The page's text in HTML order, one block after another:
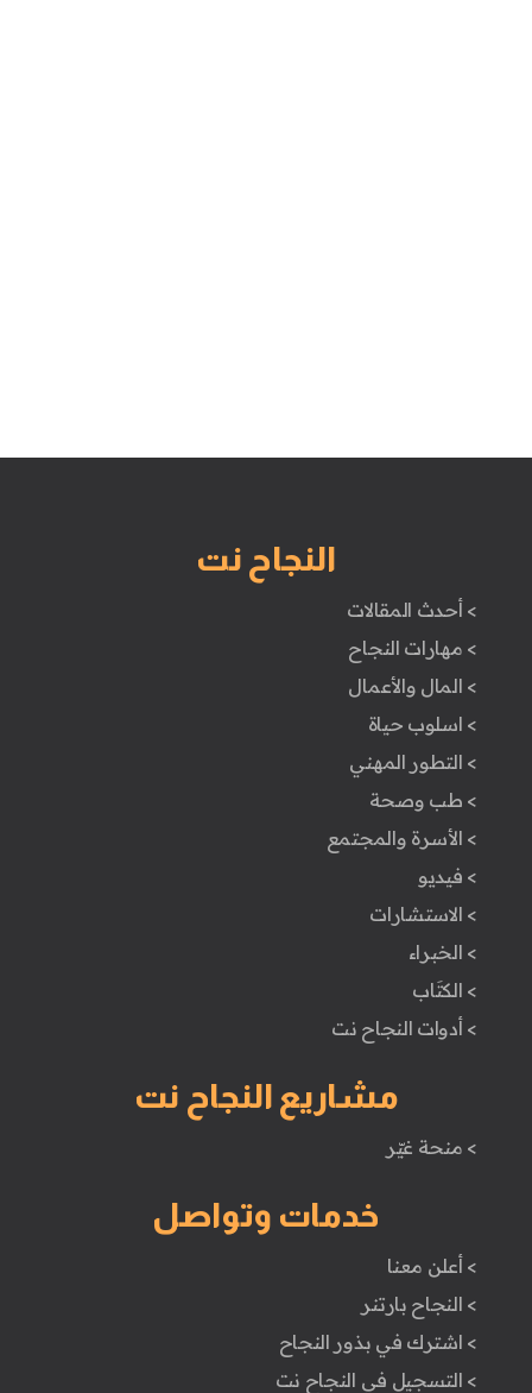
النجاح نت
> أحدث المقالات
> مهارات النجاح
> المال والأعمال
> اسلوب حياة
> التطور المهني
> طب وصحة
> الأسرة والمجتمع
> فيديو
> الاستشارات
> الخبراء
> الكتَاب
> أدوات النجاح نت
مشاريع النجاح نت
> منحة غيّر
خدمات وتواصل
> أعلن معنا
> النجاح بارتنر
> اشترك في بذور النجاح
> التسجيل في النجاح نت